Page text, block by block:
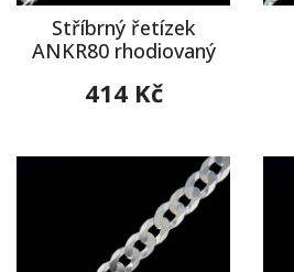
Stříbrný řetízek
ANKR80 rhodiovaný
414 Kč